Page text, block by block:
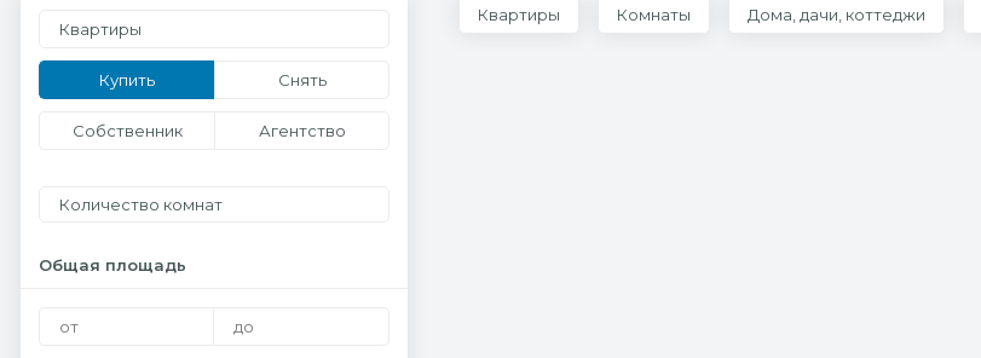
Квартиры
Купить Снять
Собственник Агентство
Количество комнат
Общая площадь
Квартиры Комнаты Дома, дачи, коттеджи